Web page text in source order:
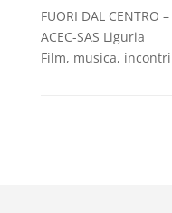
FUORI DAL
ACEC-SAS Liguria
Film, musica, incontri